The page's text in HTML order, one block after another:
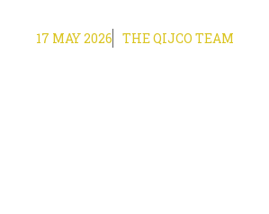
17 MAY 2026 THE QIJCO TEAM